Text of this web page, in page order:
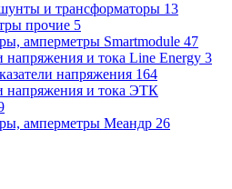
и трансформаторы 13
прочие 5
амперметры Smartmodule 47
напряжения и тока Line Energy 3
напряжения 164
напряжения и тока ЭТК
амперметры Меандр 26